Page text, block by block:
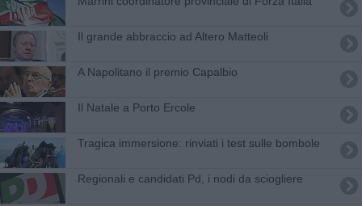
Il grande abbraccio ad Altero Matteoli
A Napolitano il premio Capalbio
Il Natale a Porto Ercole
Tragica immersione: rinviati i test sulle bombole
Regionali e candidati Pd, i nodi da sciogliere